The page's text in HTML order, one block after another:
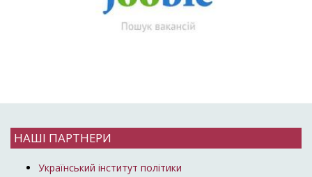
НАШІ ПАРТНЕРИ
Український інститут політики